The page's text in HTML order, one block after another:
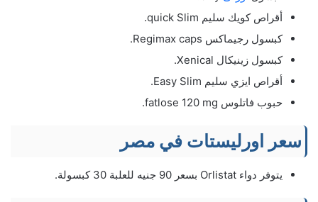
أقراص كويك سليم quick Slim.
كبسول رجيماكس Regimax caps.
كبسول زينيكال Xenical.
أقراص ايزي سليم Easy Slim.
حبوب فاتلوس fatlose 120 mg.
سعر اورليستات في مصر
يتوفر دواء Orlistat بسعر 90 جنيه للعلبة 30 كبسولة.